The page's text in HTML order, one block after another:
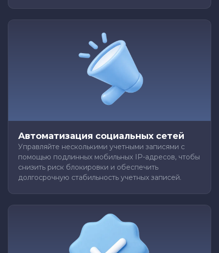
Автоматизация социальных сетей
Управляйте несколькими учетными записями с
помощью подлинных мобильных IP-адресов, чтобы
снизить риск блокировки и обеспечить
долгосрочную стабильность учетных записей.